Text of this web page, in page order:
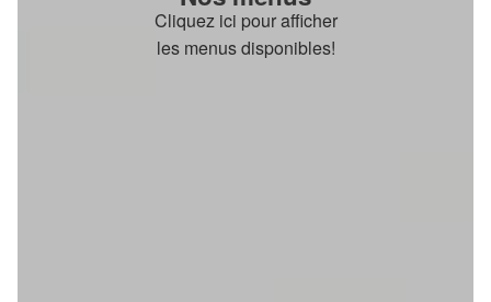
Cliquez ici pour afficher
les menus disponibles!